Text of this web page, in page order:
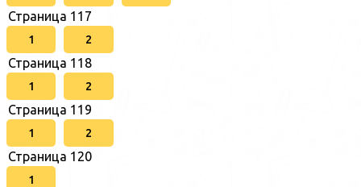
Страница 117
1 2
Страница 118
1 2
Страница 119
1 2
Страница 120
1